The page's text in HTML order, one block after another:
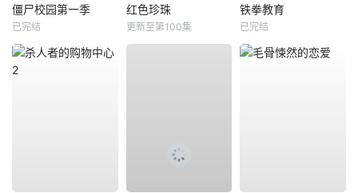
僵尸校园第一季
已完结
红色珍珠
更新至第100集
铁拳教育
已完结